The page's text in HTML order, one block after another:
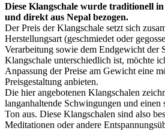
Diese Klangschale wurde traditionell
und direkt aus Nepal bezogen.
Der Preis der Klangschale setzt sich
Herstellungsart (geschmiedet oder
Verarbeitung sowie dem Endgewicht der
Klangschale unterschiedlich ist, möchte
Anpassung der Preise am Gewicht eine
Preisgestaltung anbieten.
Die hier angebotenen Klangschalen
langanhaltende Schwingungen und einen
Ton aus. Diese Klangschalen sind also
Meditationen oder andere